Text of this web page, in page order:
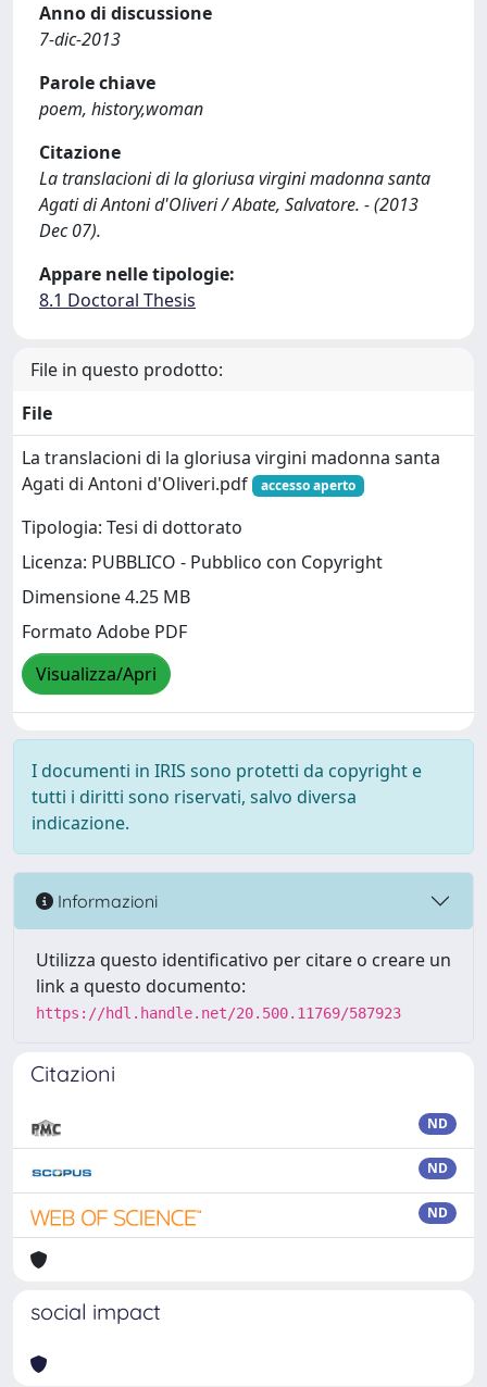
Anno di discussione
7-dic-2013
Parole chiave
poem, history,woman
Citazione
La translacioni di la gloriusa virgini madonna santa
Agati di Antoni d'Oliveri / Abate, Salvatore. - (2013
Dec 07).
Appare nelle tipologie:
8.1 Doctoral Thesis
File in questo prodotto:
File
La translacioni di la gloriusa virgini madonna santa
Agati di Antoni d'Oliveri.pdf
accesso aperto
Tipologia: Tesi di dottorato
Licenza: PUBBLICO - Pubblico con Copyright
Dimensione 4.25 MB
Formato Adobe PDF
Visualizza/Apri
I documenti in IRIS sono protetti da copyright e
tutti i diritti sono riservati, salvo diversa
indicazione.
Informazioni
Utilizza questo identificativo per citare o creare un
link a questo documento:
https://hdl.handle.net/20.500.11769/587923
Citazioni
ND
ND
ND
social impact